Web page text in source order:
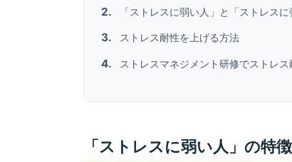
「ストレスに弱い人」と「ストレス
ストレス耐性を上げる方法
ストレスマネジメント研修でストレ
「ストレスに弱い人」の特徴